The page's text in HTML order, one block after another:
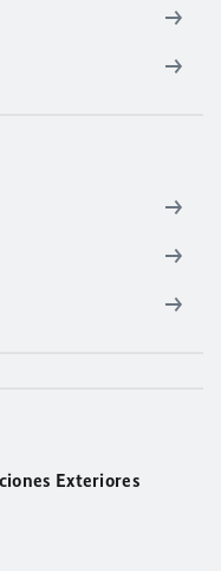
Exteriores